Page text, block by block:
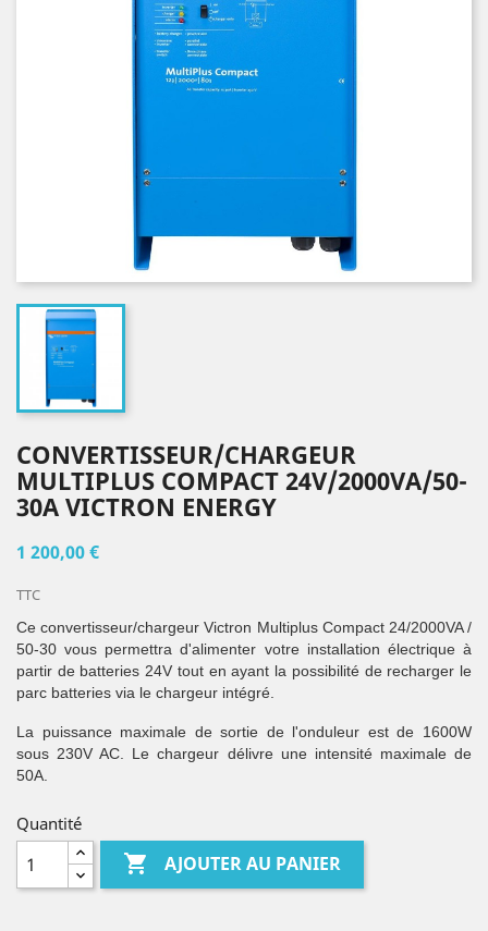
CONVERTISSEUR/CHARGEUR
MULTIPLUS COMPACT 24V/2000VA/50-
30A VICTRON ENERGY
1 200,00 €
TTC
Ce convertisseur/chargeur Victron Multiplus Compact 24/2000VA /
50-30 vous permettra d'alimenter votre installation électrique à
partir de batteries 24V tout en ayant la possibilité de recharger le
parc batteries via le chargeur intégré.
La puissance maximale de sortie de l'onduleur est de 1600W
sous 230V AC. Le chargeur délivre une intensité maximale de
50A.
Quantité
 AJOUTER AU PANIER